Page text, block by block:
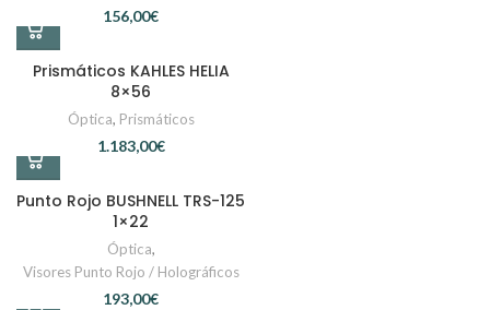
€
Prismáticos KAHLES HELIA
8×56
Óptica, Prismáticos
€
Punto Rojo BUSHNELL TRS-125
1×22
Óptica,
Visores Punto Rojo / Holográficos
€